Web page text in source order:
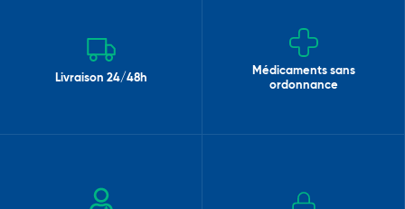
Livraison 24/48h
Médicaments sans
ordonnance